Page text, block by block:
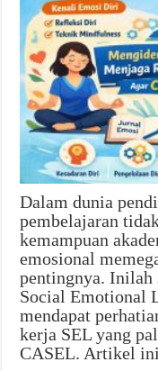
Dalam dunia
pembelajaran
kemampuan
emosional
pentingnya. Inilah
Social Emotional
mendapat
kerja SEL yang
CASEL. Artikel